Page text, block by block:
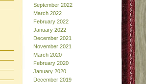
September 2022
March 2022
February 2022
January 2022
December 2021
November 2021
March 2020
February 2020
January 2020
December 2019